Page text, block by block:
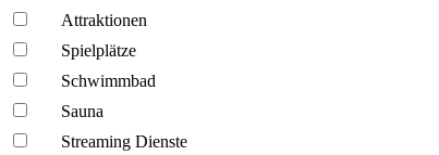
Attraktionen
Spielplätze
Schwimmbad
Sauna
Streaming Dienste